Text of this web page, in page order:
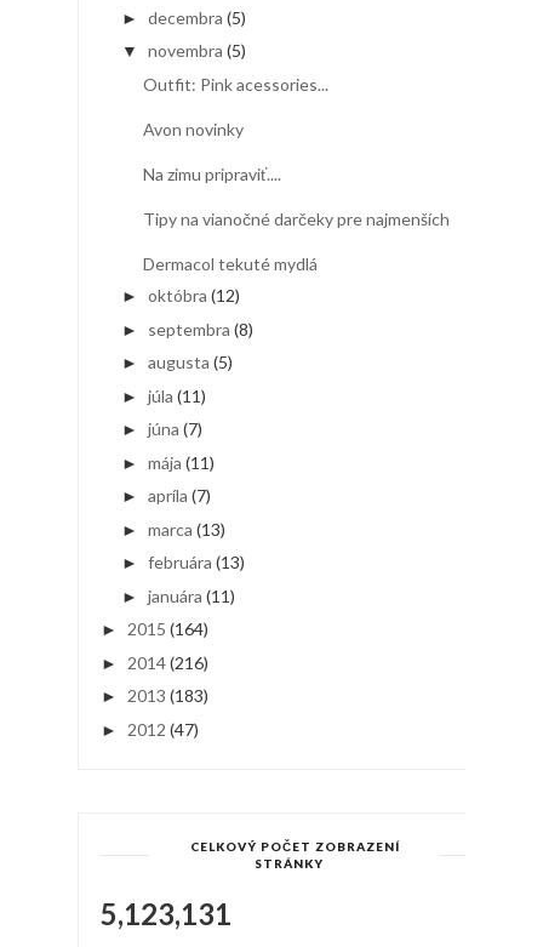
► decembra (5)
▼ novembra (5)
Outfit: Pink acessories...
Avon novinky
Na zimu pripraviť....
Tipy na vianočné darčeky pre najmenších
Dermacol tekuté mydlá
► októbra (12)
► septembra (8)
► augusta (5)
► júla (11)
► júna (7)
► mája (11)
► apríla (7)
► marca (13)
► februára (13)
► januára (11)
► 2015 (164)
► 2014(216)
► 2013 (183)
► 2012 (47)
CELKOVÝ POČET ZOBRAZENÍ
STRÁNKY
5,123,131